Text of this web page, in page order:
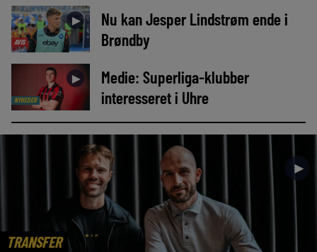
AVIS
►
Nu kan Jesper Lindstrøm ende i
Brøndby
NYHEDER
►
Medie: Superliga-klubber
interesseret i Uhre
TRANSFER
►